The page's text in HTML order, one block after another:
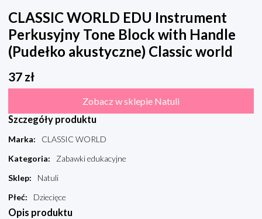
CLASSIC WORLD EDU Instrument
Perkusyjny Tone Block with Handle
(Pudełko akustyczne) Classic world
37 zł
Zobacz w sklepie Natuli
Szczegóły produktu
Marka:
CLASSIC WORLD
Kategoria:
Zabawki edukacyjne
Sklep:
Natuli
Płeć: Dziecięce
Opis produktu